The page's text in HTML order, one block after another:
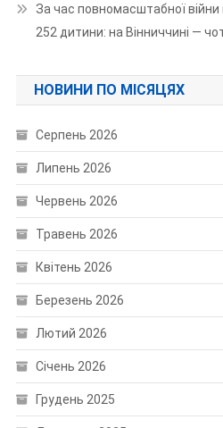
За час повномасштабної війни
252 дитини: на Вінниччині —
НОВИНИ ПО МІСЯЦЯХ
Серпень 2026
Липень 2026
Червень 2026
Травень 2026
Квітень 2026
Березень 2026
Лютий 2026
Січень 2026
Грудень 2025